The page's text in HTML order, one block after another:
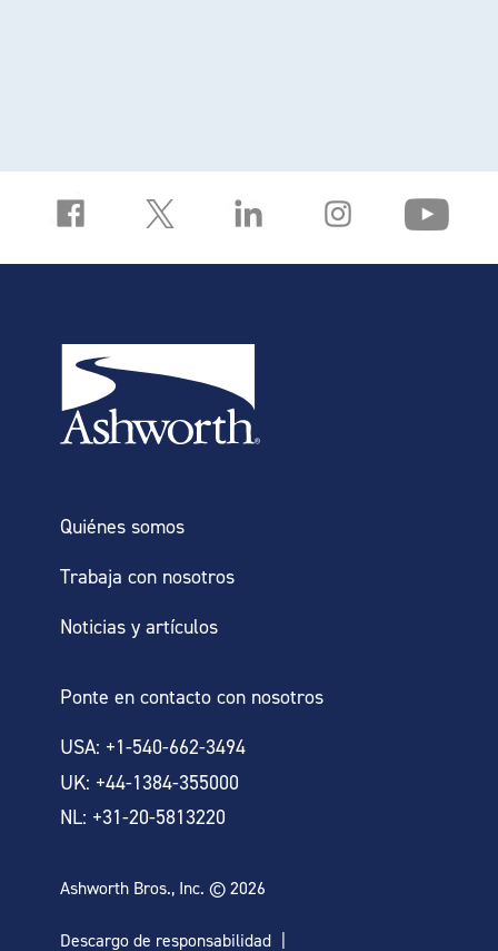
Quiénes somos
Trabaja con nosotros
Noticias y artículos
Ponte en contacto con nosotros
USA: +1-540-662-3494
UK: +44-1384-355000
NL: +31-20-5813220
Ashworth Bros., Inc. © 2026
Descargo de responsabilidad